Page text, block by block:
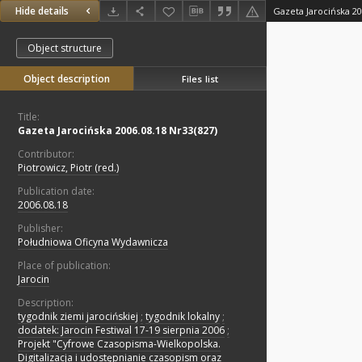
Hide details Gazeta Jarocińska
Object structure
Object description Files list
Title:
Gazeta Jarocińska 2006.08.18 Nr33(827)
Contributor:
Piotrowicz, Piotr (red.)
Publication date:
2006.08.18
Publisher:
Południowa Oficyna Wydawnicza
Place of publication:
Jarocin
Description:
tygodnik ziemi jarocińskiej ; tygodnik lokalny ;
dodatek: Jarocin Festiwal 17-19 sierpnia 2006 ;
Projekt "Cyfrowe Czasopisma-Wielkopolska.
Digitalizacja i udostępnianie czasopism oraz